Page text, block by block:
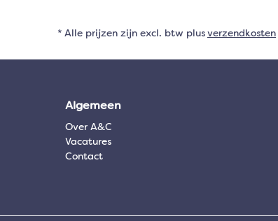
* Alle prijzen zijn excl. btw plus verzendkosten
Algemeen
Over A&C
Vacatures
Contact